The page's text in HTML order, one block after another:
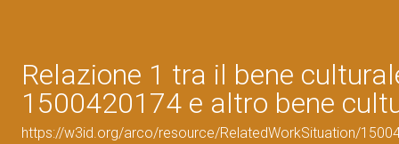
Relazione 1 tra il bene
1500420174 e altro bene
https://w3id.org/arco/resource/RelatedWorkSituation/